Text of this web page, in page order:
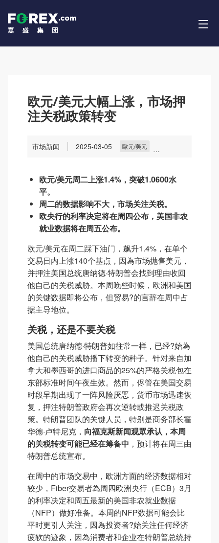
欧元/美元大幅上涨，市场押
注关税政策转变
市场新闻 2025-03-05 歐元/美元
欧元/美元周二上涨1.4%，突破1.0600水
平。
周二的数据影响不大，市场关注关税。
欧央行的利率决定将在周四公布，美国非农
就业数据将在周五公布。
欧元/美元在周二踩下油门，飙升1.4%，在单个
交易日内上涨140个基点，因為市场抛售美元，
并押注美国总统唐纳德·特朗普会找到理由收回
他自己的关税威胁。本周晚些时候，欧洲和美国
的关键数据即将公布，但贸易?的言辞在周中占
据主导地位。
关税，还是不要关税
美国总统唐纳德·特朗普如往常一样，已经?始為
他自己的关税威胁播下转变的种子。针对来自加
拿大和墨西哥的进口商品的25%的严格关税包在
东部标准时间午夜生效。然而，侭管在美国交易
时段早期出现了一阵风险厌恶，货币市场迅速恢
复，押注特朗普政府会再次逆转或推迟关税政
策。特朗普团队的关键人员，特别是商务部长霍
华德·卢特尼克， 向福克斯新闻观眾承认，本周
的关税转变可能已经在筹备中 ，预计将在周三由
特朗普总统宣布。
在周中的市场交易中，欧洲方面的经济数据相对
较少，Fiber交易者為周四欧洲央行（ECB）3月
的利率决定和周五最新的美国非农就业数据
（NFP）做好准备。本周的NFP数据可能会比
平时更引人关注，因為投资者?始关注任何经济
疲软的迹象，因為消费者和企业在特朗普总统持